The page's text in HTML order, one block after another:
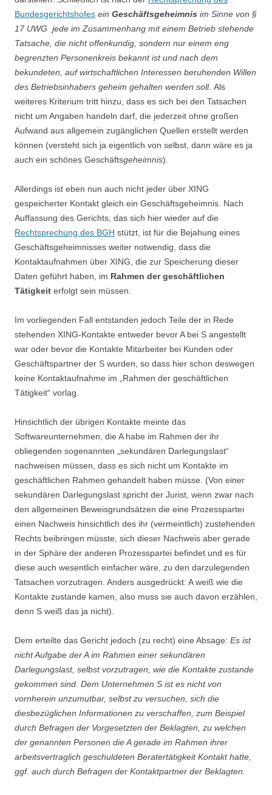
Bundesgerichtshofes ein Geschäftsgeheimnis im Sinne von §
17 UWG jede im Zusammenhang mit einem Betrieb stehende
Tatsache, die nicht offenkundig, sondern nur einem eng
begrenzten Personenkreis bekannt ist und nach dem
bekundeten, auf wirtschaftlichen Interessen beruhenden Willen
des Betriebsinhabers geheim gehalten werden soll. Als
weiteres Kriterium tritt hinzu, dass es sich bei den Tatsachen
nicht um Angaben handeln darf, die jederzeit ohne großen
Aufwand aus allgemein zugänglichen Quellen erstellt werden
können (versteht sich ja eigentlich von selbst, dann wäre es ja
auch ein schönes Geschäftsgeheimnis).
Allerdings ist eben nun auch nicht jeder über XING
gespeicherter Kontakt gleich ein Geschäftsgeheimnis. Nach
Auffassung des Gerichts, das sich hier wieder auf die
Rechtsprechung des BGH stützt, ist für die Bejahung eines
Geschäftsgeheimnisses weiter notwendig, dass die
Kontaktaufnahmen über XING, die zur Speicherung dieser
Daten geführt haben, im Rahmen der geschäftlichen
Tätigkeit erfolgt sein müssen.
Im vorliegenden Fall entstanden jedoch Teile der in Rede
stehenden XING-Kontakte entweder bevor A bei S angestellt
war oder bevor die Kontakte Mitarbeiter bei Kunden oder
Geschäftspartner der S wurden, so dass hier schon deswegen
keine Kontaktaufnahme im „Rahmen der geschäftlichen
Tätigkeit“ vorlag.
Hinsichtlich der übrigen Kontakte meinte das
Softwareunternehmen, die A habe im Rahmen der ihr
obliegenden sogenannten „sekundären Darlegungslast“
nachweisen müssen, dass es sich nicht um Kontakte im
geschäftlichen Rahmen gehandelt haben müsse. (Von einer
sekundären Darlegungslast spricht der Jurist, wenn zwar nach
den allgemeinen Beweisgrundsätzen die eine Prozesspartei
einen Nachweis hinsichtlich des ihr (vermeintlich) zustehenden
Rechts beibringen müsste, sich dieser Nachweis aber gerade
in der Sphäre der anderen Prozesspartei befindet und es für
diese auch wesentlich einfacher wäre, zu den darzulegenden
Tatsachen vorzutragen. Anders ausgedrückt: A weiß wie die
Kontakte zustande kamen, also muss sie auch davon erzählen,
denn S weiß das ja nicht).
Dem erteilte das Gericht jedoch (zu recht) eine Absage: Es ist
nicht Aufgabe der A im Rahmen einer sekundären
Darlegungslast, selbst vorzutragen, wie die Kontakte zustande
gekommen sind. Dem Unternehmen S ist es nicht von
vornherein unzumutbar, selbst zu versuchen, sich die
diesbezüglichen Informationen zu verschaffen, zum Beispiel
durch Befragen der Vorgesetzten der Beklagten, zu welchen
der genannten Personen die A gerade im Rahmen ihrer
arbeitsvertraglich geschuldeten Beratertätigkeit Kontakt hatte,
ggf. auch durch Befragen der Kontaktpartner der Beklagten.